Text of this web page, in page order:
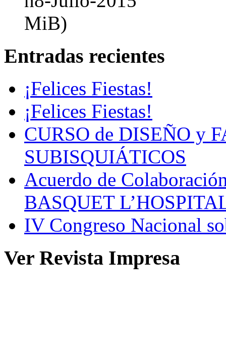
MiB)
Entradas recientes
¡Felices Fiestas!
¡Felices Fiestas!
CURSO de DISEÑO y
SUBISQUIÁTICOS
Acuerdo de
BASQUET
IV Congreso Nacional
Ver Revista Impresa